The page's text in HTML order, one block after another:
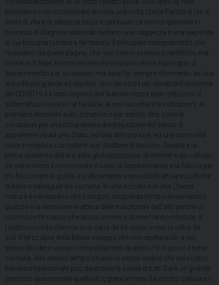
contestualizzazioni di un testo redatto più di 2500 anni fa, non
possiamo non riconoscere ancora una volta che la Parola di Dio è
fonte di vita e di salvezza fisica e spirituale. Le norme igieniche e i
processi di diagnosi elaborati rivelano una saggezza e una sapienza
di cui bisogna tornare a far tesoro. Il principale insegnamento che
riceviamo da quelle pagine, che non hanno pretese scientifiche, ma
morali e di fede, è riconoscere che nessuno di noi è principio di
discernimento per sé stesso, ma deve far sempre riferimento ad una
autorità più grande ed esperta. Uno dei rischi più elevati dell’epidemia
del COVID19 è il lento logorio dell’autorevolezza delle istituzioni: il
sistematico riscorso al fai da te, al non ascoltare le indicazioni, al
prendere decisioni sullo schermo e per sentito dire, pone le
condizioni per una progressiva disgregazione del senso di
appartenenza ad uno Stato, ad una democrazia, ad una comunità
civile e religiosa con tutte le sue strutture di servizio. Questa è la
prima epidemia dell’era della globalizzazione, di internet e dei cellulari.
Se viene meno il riconoscere il ruolo di discernimento e la fiducia per
chi ha compiti di guida, è praticamente impossibile attivare politiche
di bene e salvaguardia comune. In una società e in una Chiesa
matura è necessario che il singolo sospenda temporaneamente il
giudizio e la decisione in attesa delle indicazioni dall’alto perché si
riconosce l’incarico che alcuni uomini e donne hanno ricevuto. Il
Levitico ricorda che non ci si sana da sé stessi e non ci salva da
soli. Il terzo libro della Bibbia insegna che non spetta solo a noi
stessi decidere i propri comportamenti quando c’è in gioco il bene
comune. Allo stesso tempo chiarisce senza ombre che dal nostro
benessere personale può dipendere la salute di tutti. Sarà un grande
esercizio quaresimale quello di togliere le mani dal nostro cellulare e